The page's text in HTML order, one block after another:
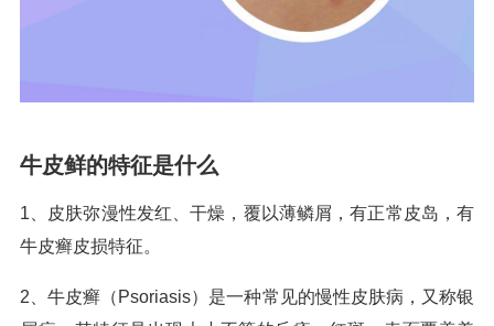
牛皮鲜的特征是什么
1、皮肤弥漫性发红、干燥，覆以薄鳞屑，有正常皮岛，有
牛皮癣皮损特征。
2、牛皮癣（Psoriasis）是一种常见的慢性皮肤病，又称银